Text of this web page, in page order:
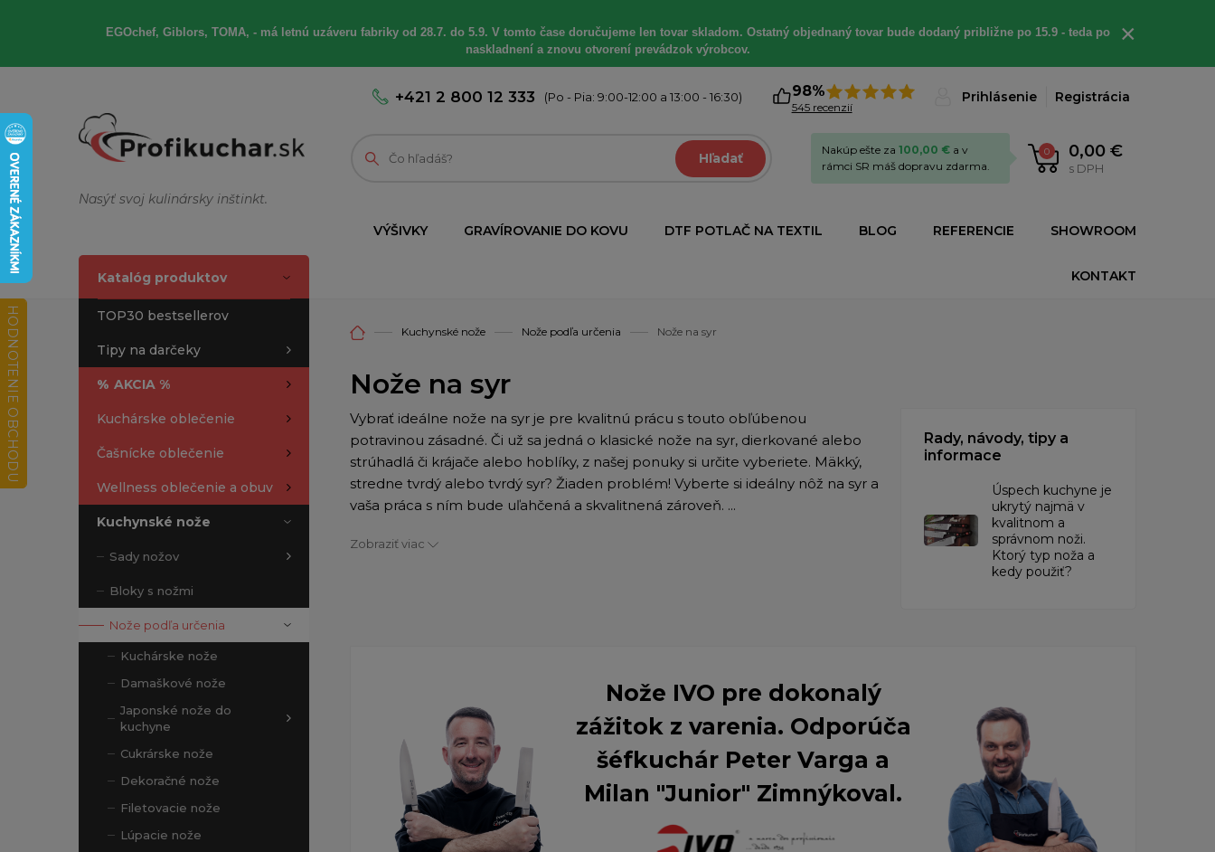
EGOchef, Giblors, TOMA, - má letnú uzáveru fabriky od 28.7. do 5.9. V tomto čase doručujeme len tovar skladom. Ostatný objednaný tovar bude dodaný približne po 15.9 - teda po
naskladnení a znovu otvorení prevádzok výrobcov.
×
Nasýť svoj kulinársky inštinkt.
+421 2 800 12 333 (Po - Pia: 9:00-12:00 a 13:00 - 16:30) 98%
545 recenzií
Prihlásenie Registrácia
Hľadať 0 0,00 €
s DPH
Nakúp ešte za 100,00 € a v
rámci SR máš dopravu zdarma.
VÝŠIVKY GRAVÍROVANIE DO KOVU DTF POTLAČ NA TEXTIL BLOG REFERENCIE SHOWROOM
KONTAKT
Katalóg produktov
TOP30 bestsellerov
Tipy na darčeky
% AKCIA %
Kuchárske oblečenie
Čašnícke oblečenie
Wellness oblečenie a obuv
Kuchynské nože
Sady nožov
Bloky s nožmi
Nože podľa určenia
Kuchárske nože
Damaškové nože
Japonské nože do
kuchyne
Cukrárske nože
Dekoračné nože
Filetovacie nože
Lúpacie nože
Kuchynské nože Nože podľa určenia Nože na syr
Nože na syr
Vybrať ideálne nože na syr je pre kvalitnú prácu s touto obľúbenou
potravinou zásadné. Či už sa jedná o klasické nože na syr, dierkované alebo
strúhadlá či krájače alebo hoblíky, z našej ponuky si určite vyberiete. Mäkký,
stredne tvrdý alebo tvrdý syr? Žiaden problém! Vyberte si ideálny nôž na syr a
vaša práca s ním bude uľahčená a skvalitnená zároveň. ...
Zobraziť viac
Rady, návody, tipy a
informace
Úspech kuchyne je
ukrytý najmä v
kvalitnom a
správnom noži.
Ktorý typ noža a
kedy použiť?
Nože IVO pre dokonalý
zážitok z varenia. Odporúča
šéfkuchár Peter Varga a
Milan "Junior" Zimnýkoval.
HODNOTENIE OBCHODU